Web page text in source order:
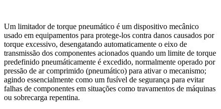
Um limitador de torque pneumático é um dispositivo mecânico
usado em equipamentos para protege-los contra danos causados por
torque excessivo, desengatando automaticamente o eixo de
transmissão dos componentes acionados quando um limite de torque
predefinido pneumáticamente é excedido, normalmente operado por
pressão de ar comprimido (pneumático) para ativar o mecanismo;
agindo essencialmente como um fusível de segurança para evitar
falhas de componentes em situações como travamentos de máquinas
ou sobrecarga repentina.